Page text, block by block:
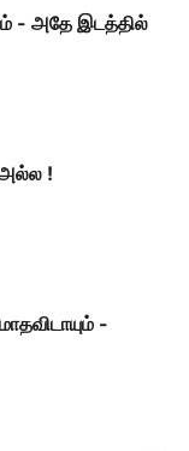
- அதே இடத்தில்
அல்ல !
-